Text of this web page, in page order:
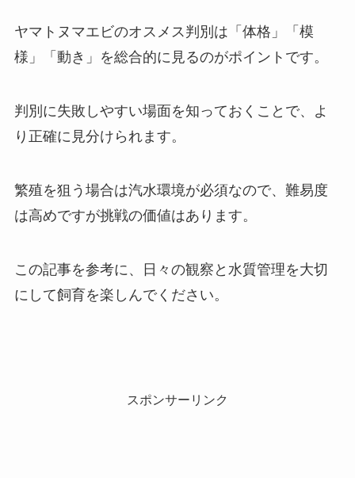
ヤマトヌマエビのオスメス判別は「体格」「模
様」「動き」を総合的に見るのがポイントです。
判別に失敗しやすい場面を知っておくことで、よ
り正確に見分けられます。
繁殖を狙う場合は汽水環境が必須なので、難易度
は高めですが挑戦の価値はあります。
この記事を参考に、日々の観察と水質管理を大切
にして飼育を楽しんでください。
スポンサーリンク